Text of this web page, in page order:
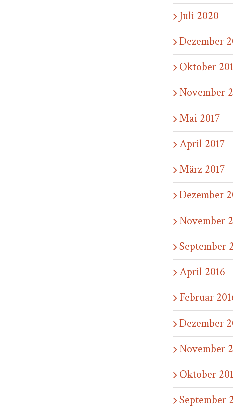
Juli 2020
Dezember
Oktober
November
Mai 2017
April 2017
März 2017
Dezember
November
September
April 2016
Februar
Dezember
November
Oktober
September